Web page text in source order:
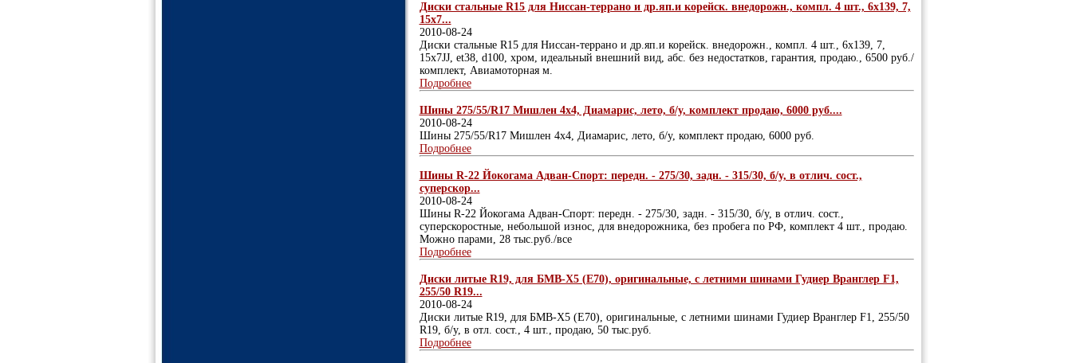
Диски стальные R15 для Ниссан-террано и др.яп.и корейск. внедорожн., компл. 4 шт., 6х139, 7,
15х7...
2010-08-24
Диски стальные R15 для Ниссан-террано и др.яп.и корейск. внедорожн., компл. 4 шт., 6х139, 7,
15х7JJ, et38, d100, хром, идеальный внешний вид, абс. без недостатков, гарантия, продаю., 6500 руб./
комплект, Авиамоторная м.
Подробнее
Шины 275/55/R17 Мишлен 4х4, Диамарис, лето, б/у, комплект продаю, 6000 руб....
2010-08-24
Шины 275/55/R17 Мишлен 4х4, Диамарис, лето, б/у, комплект продаю, 6000 руб.
Подробнее
Шины R-22 Йокогама Адван-Спорт: передн. - 275/30, задн. - 315/30, б/у, в отлич. сост.,
суперскор...
2010-08-24
Шины R-22 Йокогама Адван-Спорт: передн. - 275/30, задн. - 315/30, б/у, в отлич. сост.,
суперскоростные, небольшой износ, для внедорожника, без пробега по РФ, комплект 4 шт., продаю.
Можно парами, 28 тыс.руб./все
Подробнее
Диски литые R19, для БМВ-X5 (Е70), оригинальные, с летними шинами Гудиер Вранглер F1,
255/50 R19...
2010-08-24
Диски литые R19, для БМВ-X5 (Е70), оригинальные, с летними шинами Гудиер Вранглер F1, 255/50
R19, б/у, в отл. сост., 4 шт., продаю, 50 тыс.руб.
Подробнее